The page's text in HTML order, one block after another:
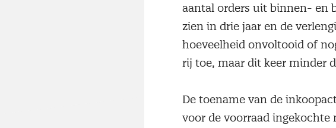
aantal orders uit binnen- en
zien in drie jaar en de
hoeveelheid onvoltooid of
rij toe, maar dit keer minder
De toename van de
voor de voorraad ingekochte